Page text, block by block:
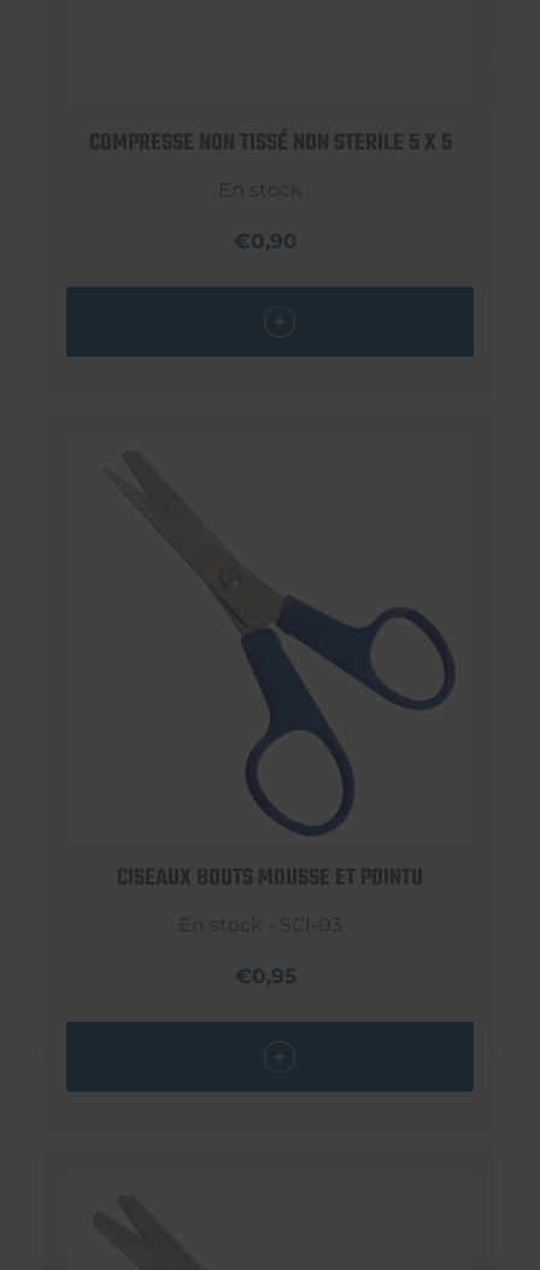
COMPRESSE NON TISSÉ NON STERILE 5 X 5
En stock
€0,90
CISEAUX BOUTS MOUSSE ET POINTU
En stock - SCI-03
€0,95